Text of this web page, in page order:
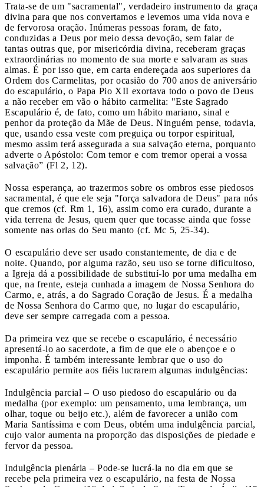
Trata-se de um "sacramental", verdadeiro instrumento da graça
divina para que nos convertamos e levemos uma vida nova e
de fervorosa oração. Inúmeras pessoas foram, de fato,
conduzidas a Deus por meio dessa devoção, sem falar de
tantas outras que, por misericórdia divina, receberam graças
extraordinárias no momento de sua morte e salvaram as suas
almas. É por isso que, em carta endereçada aos superiores da
Ordem dos Carmelitas, por ocasião do 700 anos de aniversário
do escapulário, o Papa Pio XII exortava todo o povo de Deus
a não receber em vão o hábito carmelita: "Este Sagrado
Escapulário é, de fato, como um hábito mariano, sinal e
penhor da proteção da Mãe de Deus. Ninguém pense, todavia,
que, usando essa veste com preguiça ou torpor espiritual,
mesmo assim terá assegurada a sua salvação eterna, porquanto
adverte o Apóstolo: Com temor e com tremor operai a vossa
salvação” (Fl 2, 12).
Nossa esperança, ao trazermos sobre os ombros esse piedosos
sacramental, é que ele seja "força salvadora de Deus" para nós
que cremos (cf. Rm 1, 16), assim como era curado, durante a
vida terrena de Jesus, quem quer que tocasse ainda que fosse
somente nas orlas do Seu manto (cf. Mc 5, 25-34).
O escapulário deve ser usado constantemente, de dia e de
noite. Quando, por alguma razão, seu uso se torne dificultoso,
a Igreja dá a possibilidade de substituí-lo por uma medalha em
que, na frente, esteja cunhada a imagem de Nossa Senhora do
Carmo, e, atrás, a do Sagrado Coração de Jesus. É a medalha
de Nossa Senhora do Carmo que, no lugar do escapulário,
deve ser sempre carregada com a pessoa.
Da primeira vez que se recebe o escapulário, é necessário
apresentá-lo ao sacerdote, a fim de que ele o abençoe e o
imponha. É também interessante lembrar que o uso do
escapulário permite aos fiéis lucrarem algumas indulgências:
Indulgência parcial – O uso piedoso do escapulário ou da
medalha (por exemplo: um pensamento, uma lembrança, um
olhar, toque ou beijo etc.), além de favorecer a união com
Maria Santíssima e com Deus, obtém uma indulgência parcial,
cujo valor aumenta na proporção das disposições de piedade e
fervor da pessoa.
Indulgência plenária – Pode-se lucrá-la no dia em que se
recebe pela primeira vez o escapulário, na festa de Nossa